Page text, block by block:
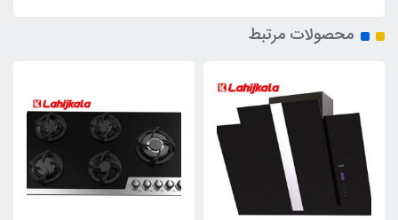
محصولات مرتبط